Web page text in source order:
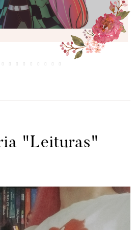
"Leituras"